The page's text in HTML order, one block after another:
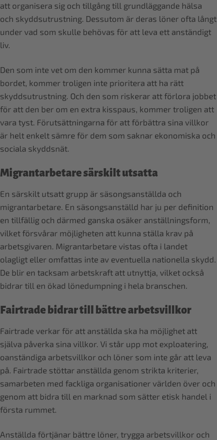
att organisera sig och tillgång till grundläggande hälsa
och skyddsutrustning. Dessutom är deras löner ofta långt
under vad som skulle behövas för att leva ett anständigt
liv.
Den som inte vet om den kommer kunna sätta mat på
bordet, kommer troligen inte prioritera att ha rätt
skyddsutrustning. Och den som riskerar att förlora jobbet
för att den ber om en extra kisspaus, kommer troligen att
vara tyst. Förutsättningarna för att förbättra sina villkor
är helt enkelt sämre för dem som saknar ekonomiska och
sociala skyddsnät.
Migrant­arbetare särskilt utsatta
En särskilt utsatt grupp är säsongsanställda och
migrantarbetare. En säsongsanställd har ju per definition
en tillfällig och därmed ganska osäker anställningsform,
vilket försvårar möjligheten att kunna ställa krav på
arbetsgivaren. Migrantarbetare vistas ofta i landet
olagligt eller omfattas inte av eventuella nationella skydd.
De blir en tacksam arbetskraft att utnyttja, vilket också
bidrar till en ökad lönedumpning i hela branschen.
Fairtrade bidrar till bättre arbetsvillkor
Fairtrade verkar för att anställda ska ha möjlighet att
själva påverka sina villkor. Vi står upp mot exploatering,
oanständiga arbetsvillkor och löner som inte går att leva
på. Fairtrade stöttar anställda genom strikta kriterier,
samarbeten med fackliga organisationer världen över och
genom att bidra till en marknad som sätter etisk handel i
första rummet.
Anställda förtjänar bättre löner, trygga arbetsvillkor och